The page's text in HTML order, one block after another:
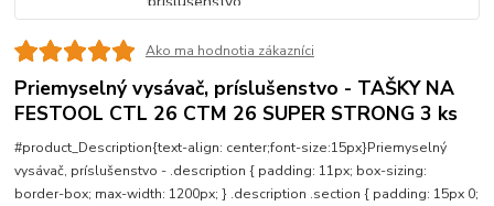
Ako ma hodnotia zákazníci
Priemyselný vysávač, príslušenstvo - TAŠKY NA
FESTOOL CTL 26 CTM 26 SUPER STRONG 3 ks
#product_Description{text-align: center;font-size:15px}Priemyselný
vysávač, príslušenstvo - .description { padding: 11px; box-sizing:
border-box; max-width: 1200px; } .description .section { padding: 15px 0;